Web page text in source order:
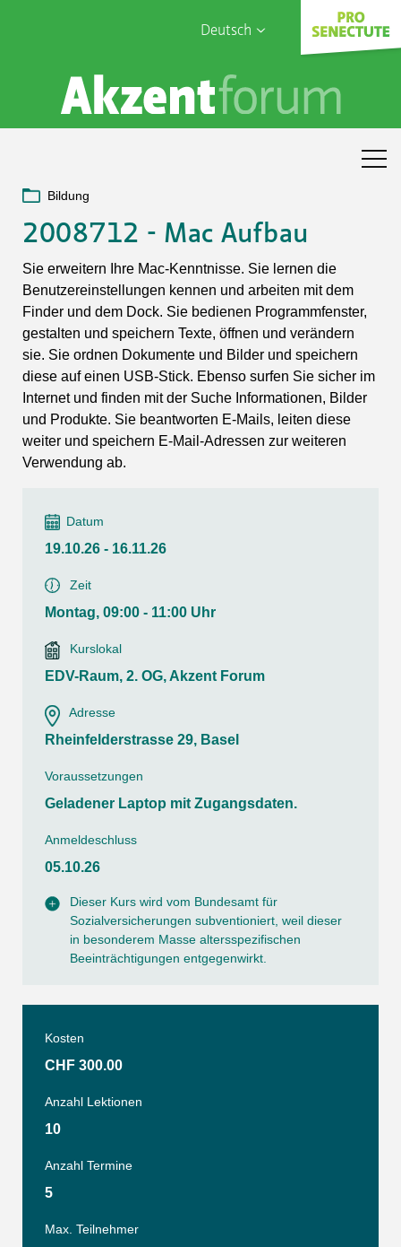
Deutsch
English
Français
Sophia Care
Bildung
2008712 - Mac Aufbau
Sie erweitern Ihre Mac-Kenntnisse. Sie lernen die
Benutzereinstellungen kennen und arbeiten mit dem
Finder und dem Dock. Sie bedienen Programmfenster,
gestalten und speichern Texte, öffnen und verändern
sie. Sie ordnen Dokumente und Bilder und speichern
diese auf einen USB-Stick. Ebenso surfen Sie sicher im
Internet und finden mit der Suche Informationen, Bilder
und Produkte. Sie beantworten E-Mails, leiten diese
weiter und speichern E-Mail-Adressen zur weiteren
Verwendung ab.
Datum
19.10.26 - 16.11.26
Zeit
Montag, 09:00 - 11:00 Uhr
Kurslokal
EDV-Raum, 2. OG, Akzent Forum
Adresse
Rheinfelderstrasse 29, Basel
Voraussetzungen
Geladener Laptop mit Zugangsdaten.
Anmeldeschluss
05.10.26
Dieser Kurs wird vom Bundesamt für
Sozialversicherungen subventioniert, weil dieser
in besonderem Masse altersspezifischen
Beeinträchtigungen entgegenwirkt.
Kosten
CHF 300.00
Anzahl Lektionen
10
Anzahl Termine
5
Max. Teilnehmer